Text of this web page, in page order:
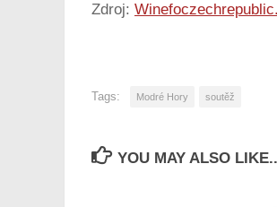
Zdroj:
Tags: Modré Hory soutěž
YOU MAY ALSO